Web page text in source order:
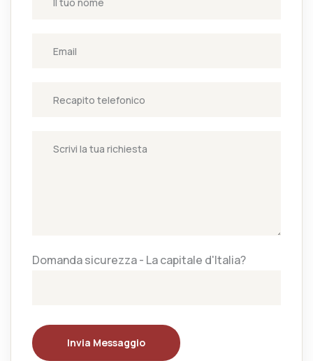
Domanda sicurezza - La capitale d'Italia?
Invia Messaggio